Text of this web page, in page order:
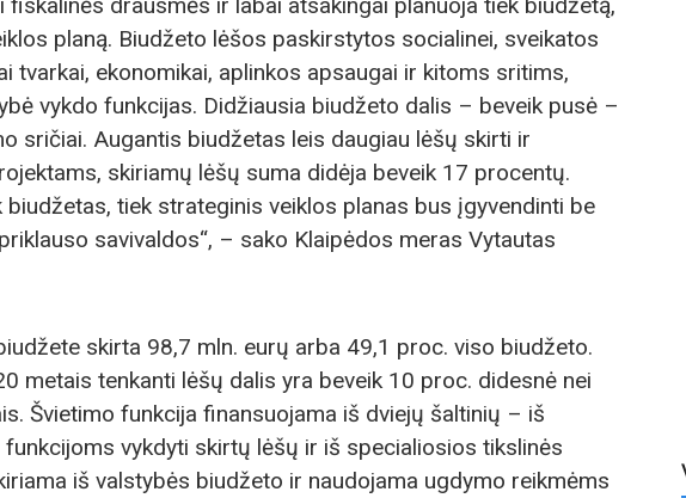
planą. Biudžeto lėšos paskirstytos socialinei, sveikatos
tvarkai, ekonomikai, aplinkos apsaugai ir kitoms sritims,
vykdo funkcijas. Didžiausia biudžeto dalis – beveik pusė –
sričiai. Augantis biudžetas leis daugiau lėšų skirti ir
skiriamų lėšų suma didėja beveik 17 procentų.
biudžetas, tiek strateginis veiklos planas bus įgyvendinti be
savivaldos“, – sako Klaipėdos meras Vytautas
skirta 98,7 mln. eurų arba 49,1 proc. viso biudžeto.
metais tenkanti lėšų dalis yra beveik 10 proc. didesnė nei
Švietimo funkcija finansuojama iš dviejų šaltinių – iš
vykdyti skirtų lėšų ir iš specialiosios tikslinės
iš valstybės biudžeto ir naudojama ugdymo reikmėms